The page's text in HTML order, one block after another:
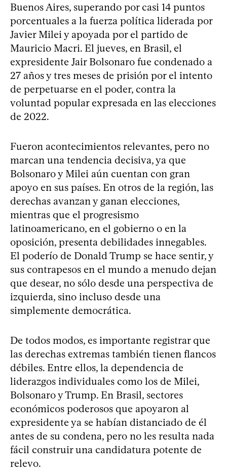
Buenos Aires, superando por casi 14 puntos
porcentuales a la fuerza política liderada por
Javier Milei y apoyada por el partido de
Mauricio Macri. El jueves, en Brasil, el
expresidente Jair Bolsonaro fue condenado a
27 años y tres meses de prisión por el intento
de perpetuarse en el poder, contra la
voluntad popular expresada en las elecciones
de 2022.
Fueron acontecimientos relevantes, pero no
marcan una tendencia decisiva, ya que
Bolsonaro y Milei aún cuentan con gran
apoyo en sus países. En otros de la región, las
derechas avanzan y ganan elecciones,
mientras que el progresismo
latinoamericano, en el gobierno o en la
oposición, presenta debilidades innegables.
El poderío de Donald Trump se hace sentir, y
sus contrapesos en el mundo a menudo dejan
que desear, no sólo desde una perspectiva de
izquierda, sino incluso desde una
simplemente democrática.
De todos modos, es importante registrar que
las derechas extremas también tienen flancos
débiles. Entre ellos, la dependencia de
liderazgos individuales como los de Milei,
Bolsonaro y Trump. En Brasil, sectores
económicos poderosos que apoyaron al
expresidente ya se habían distanciado de él
antes de su condena, pero no les resulta nada
fácil construir una candidatura potente de
relevo.